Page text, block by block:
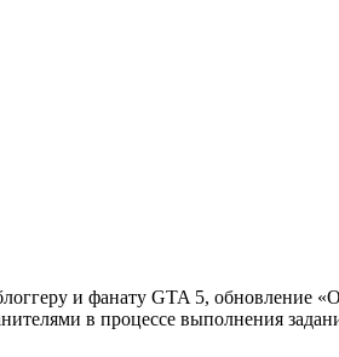
и фанату GTA 5, обновление
в процессе выполнения